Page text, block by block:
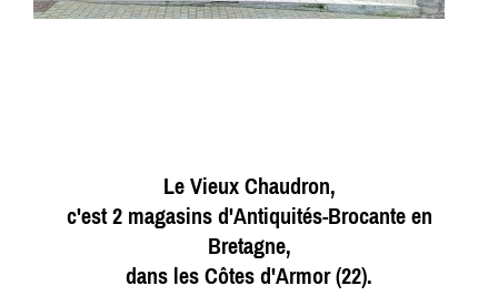
Le Vieux Chaudron,
c'est 2 magasins d'Antiquités-Brocante en
Bretagne,
dans les Côtes d'Armor (22).